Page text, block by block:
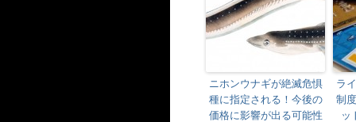
ニホンウナギが絶滅危惧
種に指定される！今後の
価格に影響が出る可能性
ラ
制
ッ